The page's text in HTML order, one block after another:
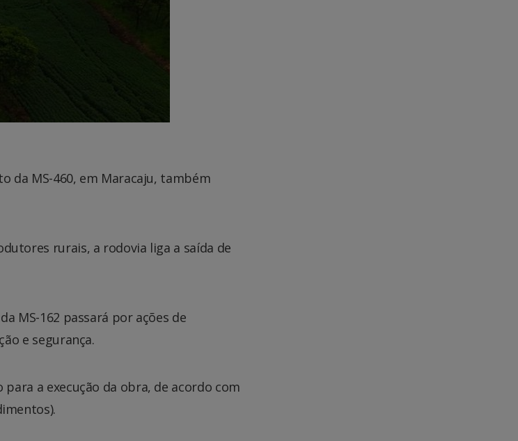
da MS-460, em Maracaju, também
rurais, a rodovia liga a saída de
MS-162 passará por ações de
e segurança.
a execução da obra, de acordo com